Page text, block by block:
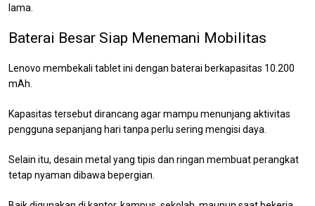
lama.
Baterai Besar Siap Menemani Mobilitas
Lenovo membekali tablet ini dengan baterai berkapasitas 10.200
mAh.
Kapasitas tersebut dirancang agar mampu menunjang aktivitas
pengguna sepanjang hari tanpa perlu sering mengisi daya.
Selain itu, desain metal yang tipis dan ringan membuat perangkat
tetap nyaman dibawa bepergian.